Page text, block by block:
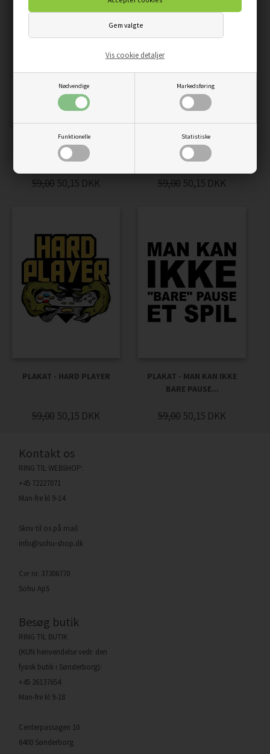
Nødvendige Markedsføring
Funktionelle Statistiske
Vis cookie detaljer
PLAKAT - GAMER HÅND
MED CONTROLLER
59,00 50,15 DKK
PLAKAT - GAMER MUS
59,00 50,15 DKK
PLAKAT - HARD PLAYER
59,00 50,15 DKK
PLAKAT - MAN KAN IKKE
BARE PAUSE...
59,00 50,15 DKK
Kontakt os
RING TIL WEBSHOP:
+45 72227071
Man-fre kl 9-14
Skriv til os på mail
info@sohu-shop.dk
Cvr nr. 37306770
Sohu ApS
Besøg butik
RING TIL BUTIK
(KUN henvendelse vedr. den
fysisk butik i Sønderborg):
+45 26137654
Man-fre kl 9-18
Centerpassagen 10
6400 Sønderborg